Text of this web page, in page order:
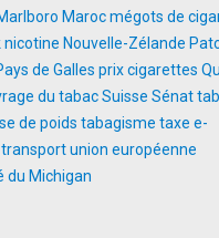
Marocmégots de
nicotine Nouvelle-Zélande
de Galles prix cigarettes
du tabacSuisse Sénat
de poids tabagisme taxe e-
transportunion européenne
du Michigan